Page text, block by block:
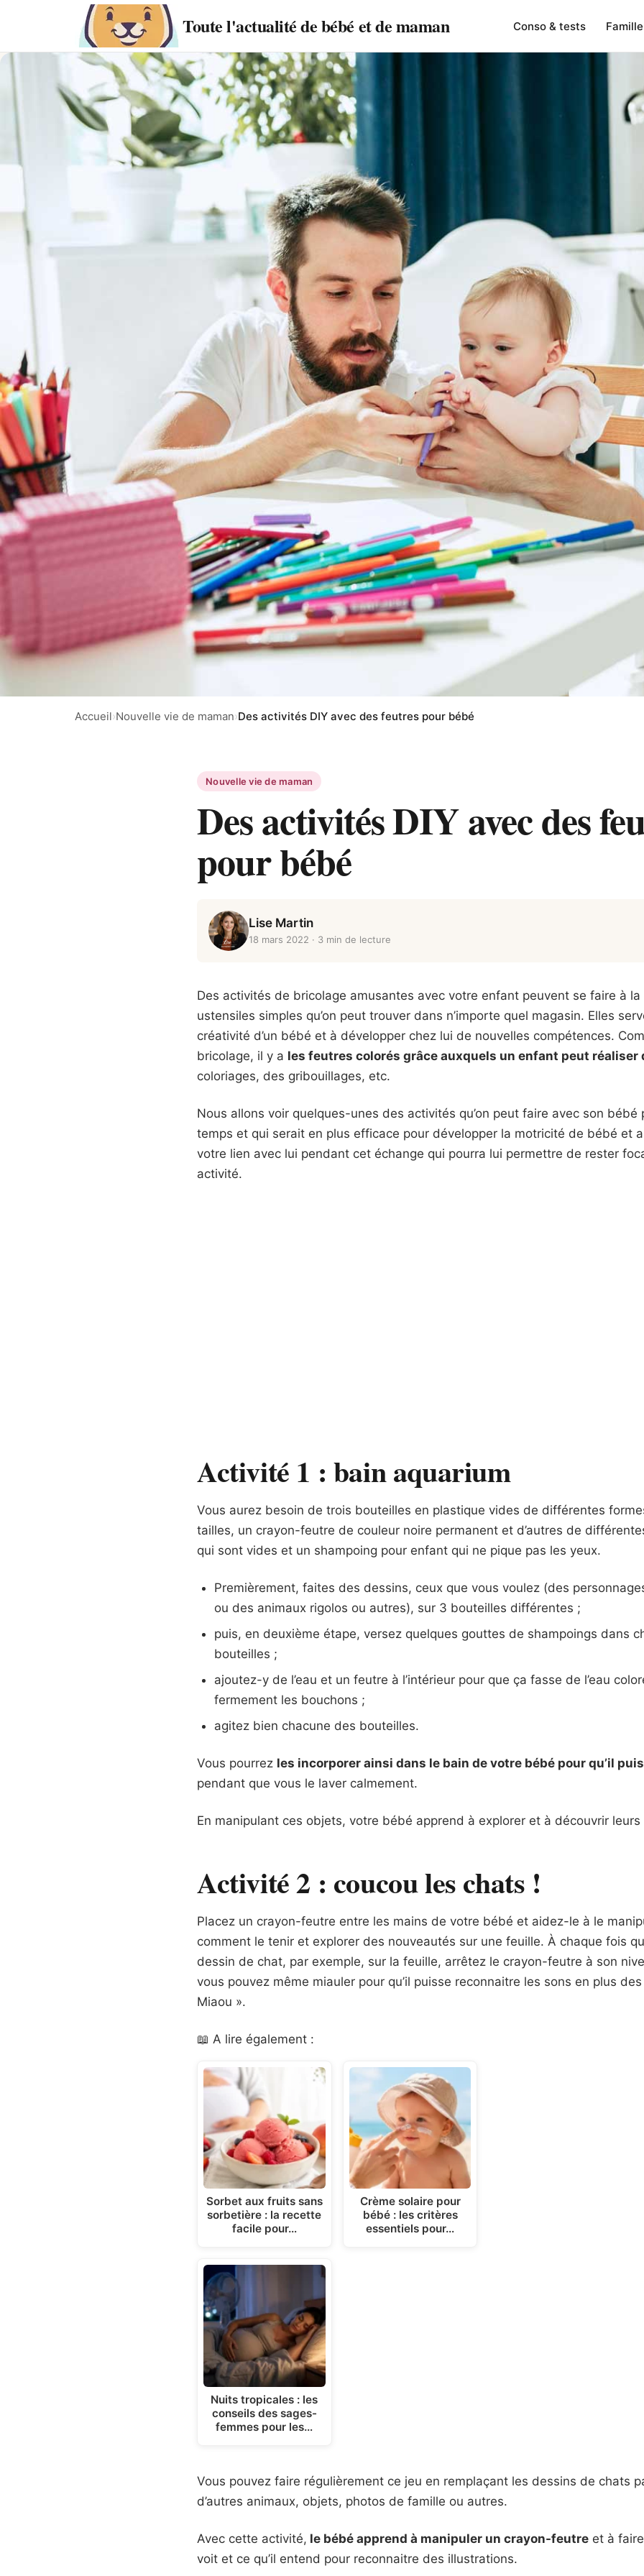
Toute l'actualité de bébé et de maman Conso & tests
Accueil›Nouvelle vie de maman›Des activités DIY avec des feutres pour bébé
Nouvelle vie de maman
Des activités DIY avec des
pour bébé
Lise Martin
18 mars 2022 · 3 min de lecture
Des activités de bricolage amusantes avec votre enfant peuvent se faire à
ustensiles simples qu’on peut trouver dans n’importe quel magasin. Elles
créativité d’un bébé et à développer chez lui de nouvelles compétences.
bricolage, il y a les feutres colorés grâce auxquels un enfant peut réaliser
coloriages, des gribouillages, etc.
Nous allons voir quelques-unes des activités qu’on peut faire avec son bébé
temps et qui serait en plus efficace pour développer la motricité de bébé et
votre lien avec lui pendant cet échange qui pourra lui permettre de rester
activité.
Activité 1 : bain aquarium
Vous aurez besoin de trois bouteilles en plastique vides de différentes
tailles, un crayon-feutre de couleur noire permanent et d’autres de
qui sont vides et un shampoing pour enfant qui ne pique pas les yeux.
Premièrement, faites des dessins, ceux que vous voulez (des
ou des animaux rigolos ou autres), sur 3 bouteilles différentes ;
puis, en deuxième étape, versez quelques gouttes de shampoings dans
bouteilles ;
ajoutez-y de l’eau et un feutre à l’intérieur pour que ça fasse de l’eau
fermement les bouchons ;
agitez bien chacune des bouteilles.
Vous pourrez les incorporer ainsi dans le bain de votre bébé pour qu’il
pendant que vous le laver calmement.
En manipulant ces objets, votre bébé apprend à explorer et à découvrir
Activité 2 : coucou les chats !
Placez un crayon-feutre entre les mains de votre bébé et aidez-le à le
comment le tenir et explorer des nouveautés sur une feuille. À chaque fois
dessin de chat, par exemple, sur la feuille, arrêtez le crayon-feutre à son
vous pouvez même miauler pour qu’il puisse reconnaitre les sons en plus
Miaou ».
📖 A lire également :
Sorbet aux fruits sans
sorbetière : la recette
facile pour…
Nuits tropicales : les
conseils des sages-
femmes pour les…
Crème solaire pour
bébé : les critères
essentiels pour…
Vous pouvez faire régulièrement ce jeu en remplaçant les dessins de chats
d’autres animaux, objets, photos de famille ou autres.
Avec cette activité, le bébé apprend à manipuler un crayon-feutre et à
voit et ce qu’il entend pour reconnaitre des illustrations.